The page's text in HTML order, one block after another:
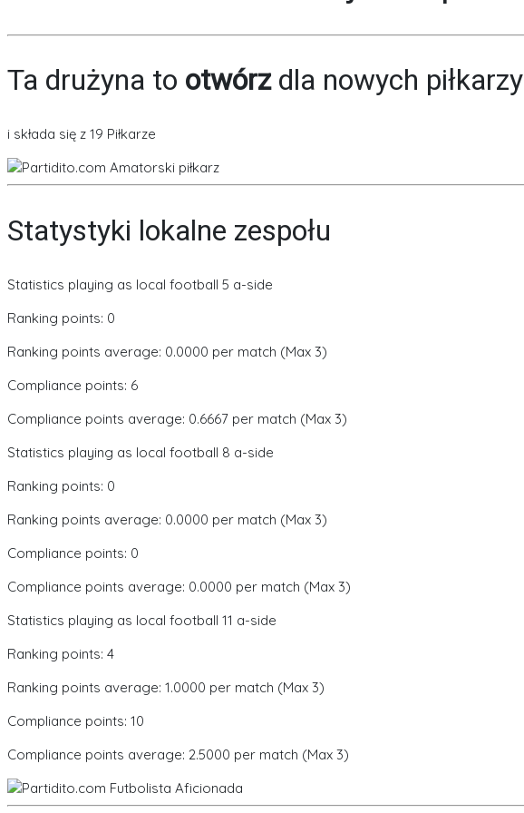
Ta drużyna to otwórzdla nowych piłkarzy
i składa się z 19 Piłkarze
Statystyki lokalne zespołu
Statistics playing as local football 5 a-side
Ranking points: 0
Ranking points average: 0.0000 per match (Max 3)
Compliance points: 6
Compliance points average: 0.6667 per match (Max 3)
Statistics playing as local football 8 a-side
Ranking points: 0
Ranking points average: 0.0000 per match (Max 3)
Compliance points: 0
Compliance points average: 0.0000 per match (Max 3)
Statistics playing as local football 11 a-side
Ranking points: 4
Ranking points average: 1.0000 per match (Max 3)
Compliance points: 10
Compliance points average: 2.5000 per match (Max 3)